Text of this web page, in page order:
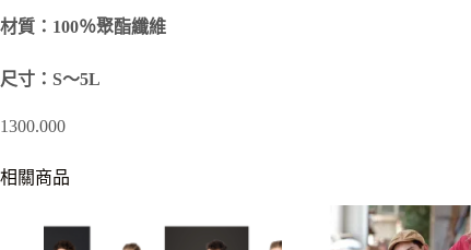
材質：100％聚酯纖維
尺寸：S～5L
1300.000
相關商品